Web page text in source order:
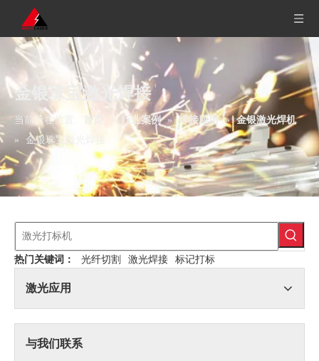
金银珠宝激光焊接
当前所在位置: 首页 行业案例 » 焊接应用 » 金银激光焊机
»
金银珠宝激光焊接
热门关键词： 光纤切割 激光焊接 标记打标
激光应用
与我们联系